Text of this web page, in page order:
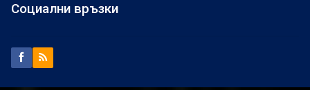
Социални връзки